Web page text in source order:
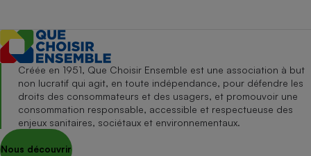
Créée en 1951, Que Choisir Ensemble est une association à but
non lucratif qui agit, en toute indépendance, pour défendre les
droits des consommateurs et des usagers, et promouvoir une
consommation responsable, accessible et respectueuse des
enjeux sanitaires, sociétaux et environnementaux.
Nous découvrir